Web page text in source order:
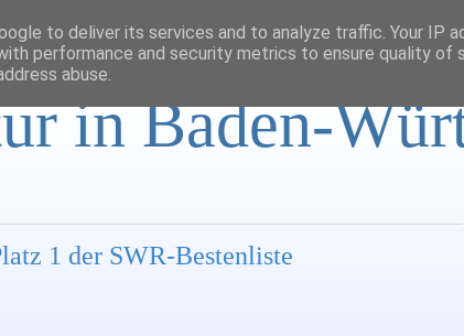
in Baden-
1 der SWR-Bestenliste
to deliver its services and to analyze traffic. Your IP
performance and security metrics to ensure quality of
abuse.